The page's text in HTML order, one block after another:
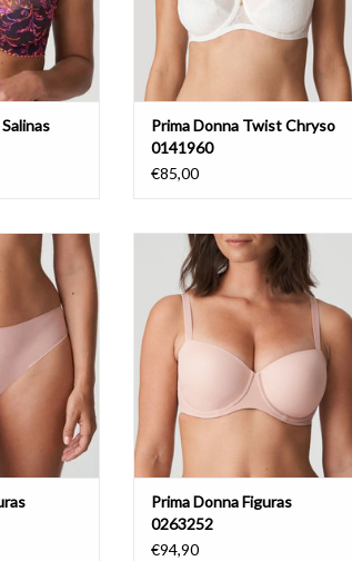
Prima Donna Twist Chryso
0141960
€85,00
Figuras
Balconnet Bh Met Mousse Cups
Prima Donna Figuras
Prima Donna Figuras
0263252
€94,90